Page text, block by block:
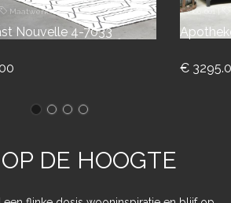
Maatwerk
Nouvelle 4-7033
1-1806-001
€
OP DE HOOGTE